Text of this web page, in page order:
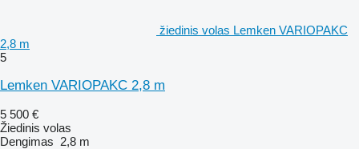
žiedinis volas Lemken VARIOPAKC
2,8 m
5
Lemken VARIOPAKC 2,8 m
5 500 €
Žiedinis volas
Dengimas 2,8 m